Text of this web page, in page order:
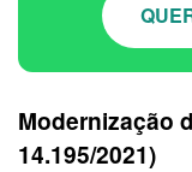
Modernização
14.195/2021)